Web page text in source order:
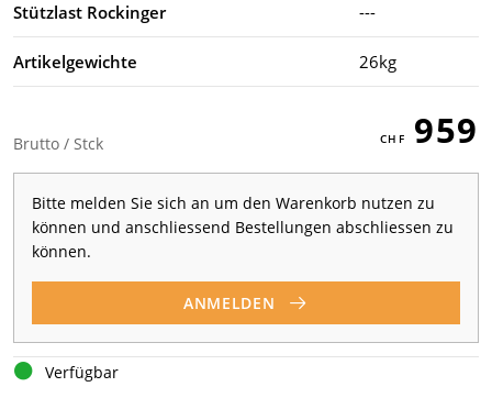
Stützlast Rockinger ---
Artikelgewichte 26kg
Brutto / Stck 959
Bitte melden Sie sich an um den Warenkorb nutzen zu
können und anschliessend Bestellungen abschliessen zu
können.
ANMELDEN
Verfügbar